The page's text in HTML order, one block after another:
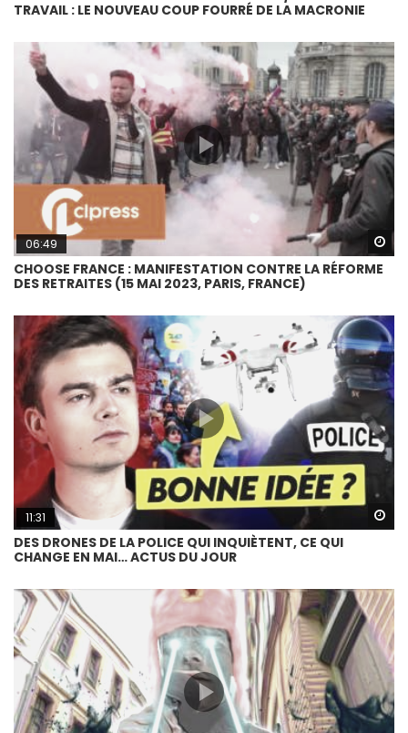
TRAVAIL : LE NOUVEAU COUP FOURRÉ DE LA MACRONIE
06:49
CHOOSE FRANCE : MANIFESTATION CONTRE LA RÉFORME
DES RETRAITES (15 MAI 2023, PARIS, FRANCE)
11:31
DES DRONES DE LA POLICE QUI INQUIÈTENT, CE QUI
CHANGE EN MAI… ACTUS DU JOUR